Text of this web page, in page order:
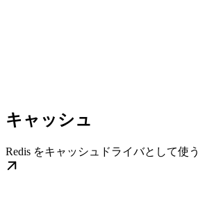
キャッシュ
Redis をキャッシュドライバとして使う